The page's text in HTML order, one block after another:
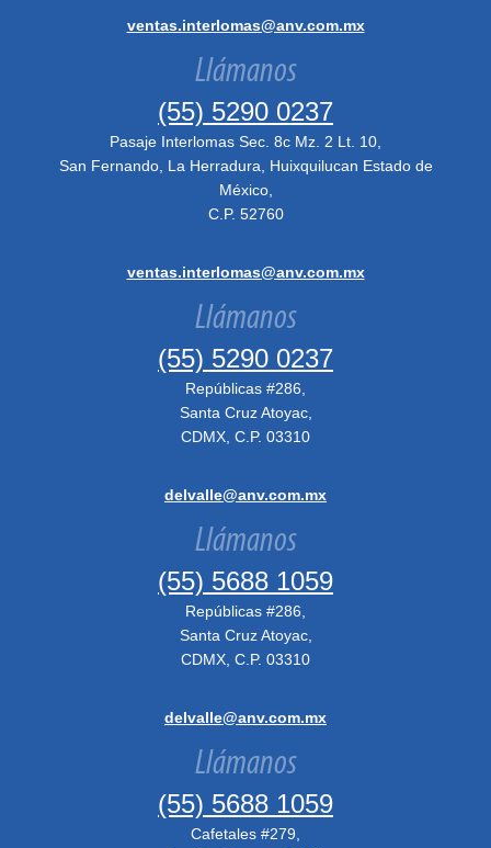
ventas.interlomas@anv.com.mx
Llámanos
(55) 5290 0237
Pasaje Interlomas Sec. 8c Mz. 2 Lt. 10,
San Fernando, La Herradura, Huixquilucan Estado de
México,
C.P. 52760
ventas.interlomas@anv.com.mx
Llámanos
(55) 5290 0237
Repúblicas #286,
Santa Cruz Atoyac,
CDMX, C.P. 03310
delvalle@anv.com.mx
Llámanos
(55) 5688 1059
Repúblicas #286,
Santa Cruz Atoyac,
CDMX, C.P. 03310
delvalle@anv.com.mx
Llámanos
(55) 5688 1059
Cafetales #279,